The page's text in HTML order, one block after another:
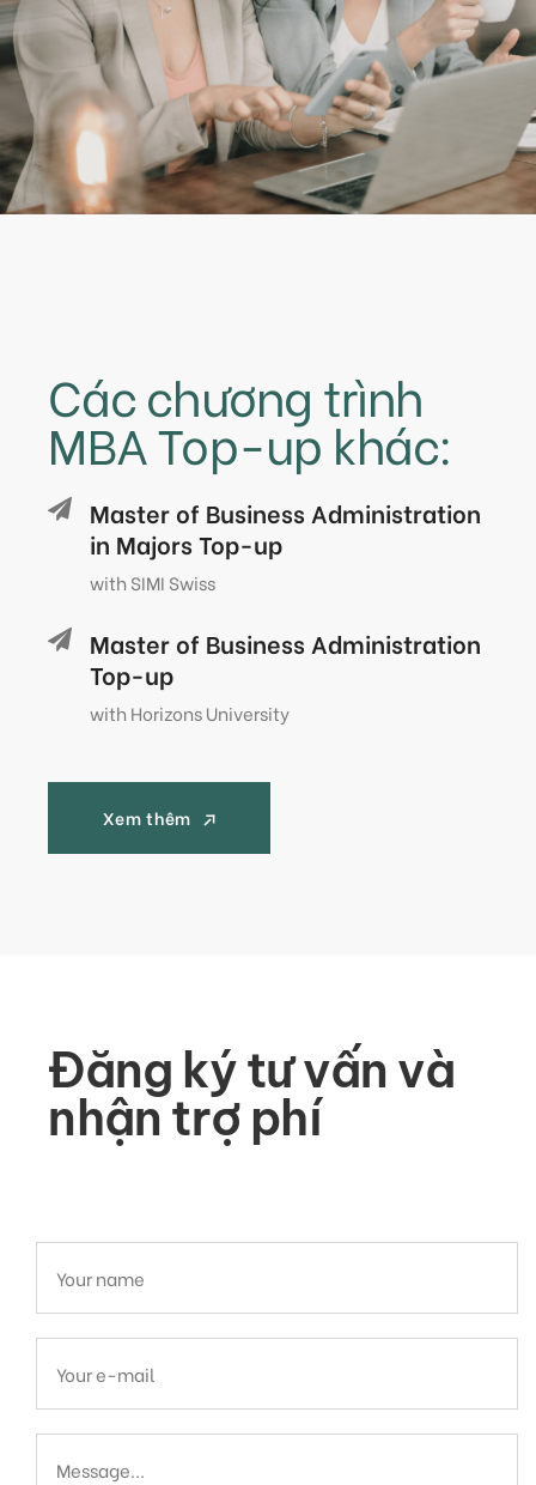
Các chương trình
MBA Top-up khác:
Master of Business Administration
in Majors Top-up
with SIMI Swiss
Master of Business Administration
Top-up
with Horizons University
Xem thêm
Đăng ký tư vấn và
nhận trợ phí